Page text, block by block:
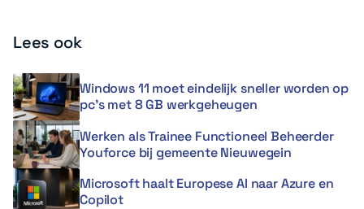
Lees ook
Windows 11 moet eindelijk sneller worden op
pc’s met 8 GB werkgeheugen
Werken als Trainee Functioneel Beheerder
Youforce bij gemeente Nieuwegein
Microsoft haalt Europese AI naar Azure en
Copilot